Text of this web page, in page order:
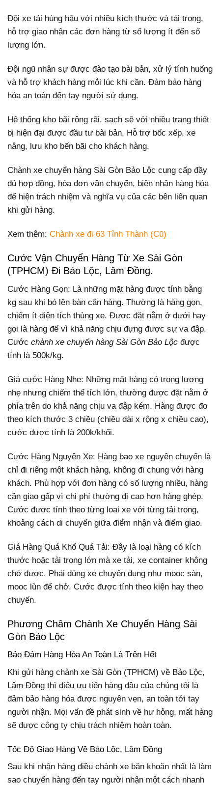
Đội xe tải hùng hậu với nhiều kích thước và tải trọng,
hỗ trợ giao nhận các đơn hàng từ số lượng ít đến số
lượng lớn.
Đội ngũ nhân sự được đào tạo bài bản, xử lý tính huống
và hỗ trợ khách hàng mỗi lúc khi cần. Đảm bảo hàng
hóa an toàn đến tay người sử dụng.
Hệ thống kho bãi rộng rãi, sạch sẽ với nhiều trang thiết
bị hiện đại được đầu tư bài bản. Hỗ trợ bốc xếp, xe
nâng, lưu kho bến bãi cho khách hàng.
Chành xe chuyển hàng Sài Gòn Bảo Lộc cung cấp đầy
đủ hợp đồng, hóa đơn vận chuyển, biên nhận hàng hóa
để hiện trách nhiệm và nghĩa vụ của các bên liên quan
khi gửi hàng.
Xem thêm: Chành xe đi 63 Tỉnh Thành (Cũ)
Cước Vận Chuyển Hàng Từ Xe Sài Gòn
(TPHCM) Đi Bảo Lộc, Lâm Đồng.
Cước Hàng Gọn: Là những mặt hàng được tính bằng
kg sau khi bỏ lên bàn cân hàng. Thường là hàng gọn,
chiếm ít diện tích thùng xe. Được đặt nằm ở dưới hay
gọi là hàng đế vì khả năng chịu đựng được sự va đập.
Cước chành xe chuyển hàng Sài Gòn Bảo Lộc được
tính là 500k/kg.
Giá cước Hàng Nhẹ: Những mặt hàng có trọng lượng
nhẹ nhưng chiếm thể tích lớn, thường được đặt nằm ở
phía trên do khả năng chịu va đập kém. Hàng được đo
theo kích thước 3 chiều (chiều dài x rộng x chiều cao),
cước được tính là 200k/khối.
Cước Hàng Nguyên Xe: Hàng bao xe nguyên chuyến là
chỉ đi riêng một khách hàng, không đi chung với hàng
khách. Phù hợp với đơn hàng có số lượng nhiều, hàng
cần giao gấp vì chi phí thường đi cao hơn hàng ghép.
Cước được tính theo từng loại xe với từng tải trọng,
khoảng cách di chuyển giữa điểm nhận và điểm giao.
Giá Hàng Quá Khổ Quá Tải: Đây là loại hàng có kích
thước hoặc tải trọng lớn mà xe tải, xe container không
chở được. Phải dùng xe chuyên dụng như mooc sàn,
mooc lùn để chở. Cước được tính theo kiện hay theo
chuyến.
Phương Châm Chành Xe Chuyển Hàng Sài
Gòn Bảo Lộc
Bảo Đảm Hàng Hóa An Toàn Là Trên Hết
Khi gửi hàng chành xe Sài Gòn (TPHCM) về Bảo Lộc,
Lâm Đồng thì điêu ưu tiên hàng đầu của chúng tôi là
đảm bảo hàng hóa được nguyên vẹn, an toàn tới tay
người nhận. Mọi vấn đề phát sinh về hư hỏng, mất hàng
sẽ được công ty chịu trách nhiệm hoàn toàn.
Tốc Độ Giao Hàng Về Bảo Lộc, Lâm Đồng
Sau khi nhận hàng điều chành xe băn khoăn nhất là làm
sao chuyển hàng đến tay người nhận một cách nhanh